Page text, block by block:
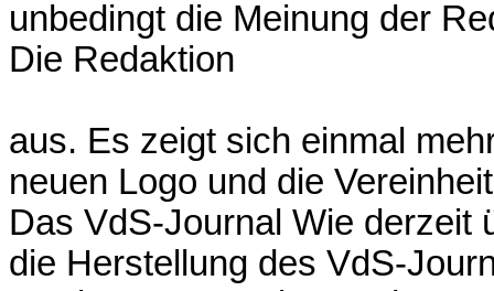
unbedingt die Meinung der
Die Redaktion
aus. Es zeigt sich einmal
neuen Logo und die
Das VdS-Journal Wie derzeit
die Herstellung des VdS-